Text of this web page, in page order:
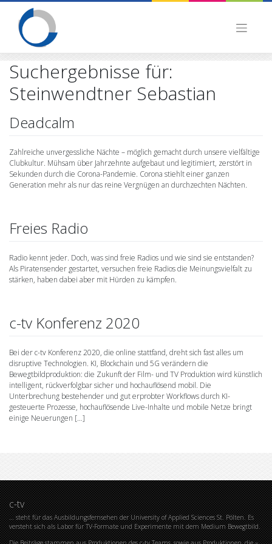
Skip
content
Suchergebnisse für:
Steinwendtner Sebastian
Deadcalm
Zahlreiche unvergessliche Nächte – möglich gemacht durch unsere vielfältige
Clubkultur. Mühsam über Jahrzehnte aufgebaut und legitimiert, zerstört in
Sekunden durch die Corona-Pandemie. Corona stiehlt einer ganzen
Generation mehr als nur das reine Vergnügen an durchzechten Nächten.
Freies Radio
Radio kennt jeder. Doch, was sind freie Radios und wie sind sie entstanden?
Als Piratensender gestartet, versuchen freie Radios die Meinungsvielfalt zu
stärken, haben dabei aber mit Hürden zu kämpfen.
c-tv Konferenz 2020
Bei der c-tv Konferenz 2020, die online stattfand, dreht sich fast alles um
disruptive Technologien. KI, Blockchain und 5G verändern die
Bewegtbildproduktion: die Zukunft der Film- und TV Produktion wird künstlich
intelligent, rückverfolgbar sicher und hochauflösend mobil. Die
Unterbrechung bestehender und gut erprobter Workflows durch KI-
gesteuerte Prozesse, hochauflösende Live-Inhalte und mobile Netze bringt
einige Neuerungen […]
c-tv
… steht für das Ausbildungsfernsehen der University of Applied Sciences St. Pölten. Es
versteht sich als Labor für TV-Formate und Experimente mit dem Medium Bewegtbild.